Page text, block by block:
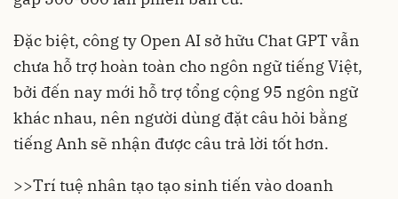
Đặc biệt, công ty Open AI sở hữu Chat GPT vẫn
chưa hỗ trợ hoàn toàn cho ngôn ngữ tiếng Việt,
bởi đến nay mới hỗ trợ tổng cộng 95 ngôn ngữ
khác nhau, nên người dùng đặt câu hỏi bằng
tiếng Anh sẽ nhận được câu trả lời tốt hơn.
>>Trí tuệ nhân tạo tạo sinh tiến vào doanh